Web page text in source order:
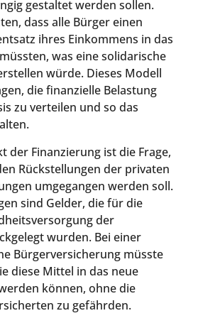
gestaltet werden sollen.
dass alle Bürger einen
ihres Einkommens in das
was eine solidarische
würde. Dieses Modell
die finanzielle Belastung
zu verteilen und so das
der Finanzierung ist die Frage,
Rückstellungen der privaten
umgegangen werden soll.
sind Gelder, die für die
der
wurden. Bei einer
Bürgerversicherung müsste
diese Mittel in das neue
können, ohne die
zu gefährden.